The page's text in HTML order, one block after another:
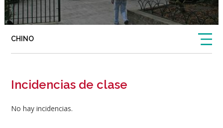
Incidencias de clase
No hay incidencias.
CHINO